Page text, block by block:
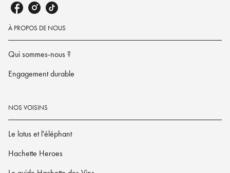
À PROPOS DE NOUS
Qui sommes-nous ?
Engagement durable
NOS VOISINS
Le lotus et l'éléphant
Hachette Heroes